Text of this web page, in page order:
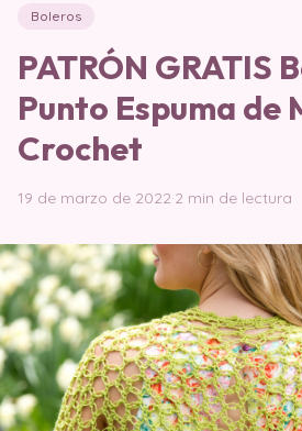
Boleros
PATRÓN GRATIS
Punto Espuma de
Crochet
19 de marzo de 2022·2 min de lectura